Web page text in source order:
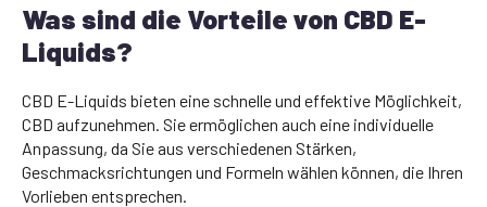
Was sind die Vorteile von CBD E-
Liquids?
CBD E-Liquids bieten eine schnelle und effektive Möglichkeit,
CBD aufzunehmen. Sie ermöglichen auch eine individuelle
Anpassung, da Sie aus verschiedenen Stärken,
Geschmacksrichtungen und Formeln wählen können, die Ihren
Vorlieben entsprechen.